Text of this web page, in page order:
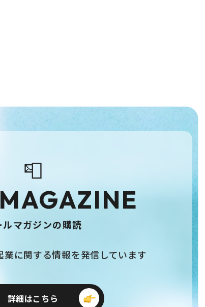
📮
ルマガジンの購読
業に関する情報を発信しています
詳細はこちら